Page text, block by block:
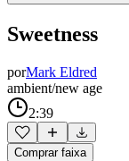
Sweetness
porMark Eldred
ambient/new age
2:39
Comprar faixa